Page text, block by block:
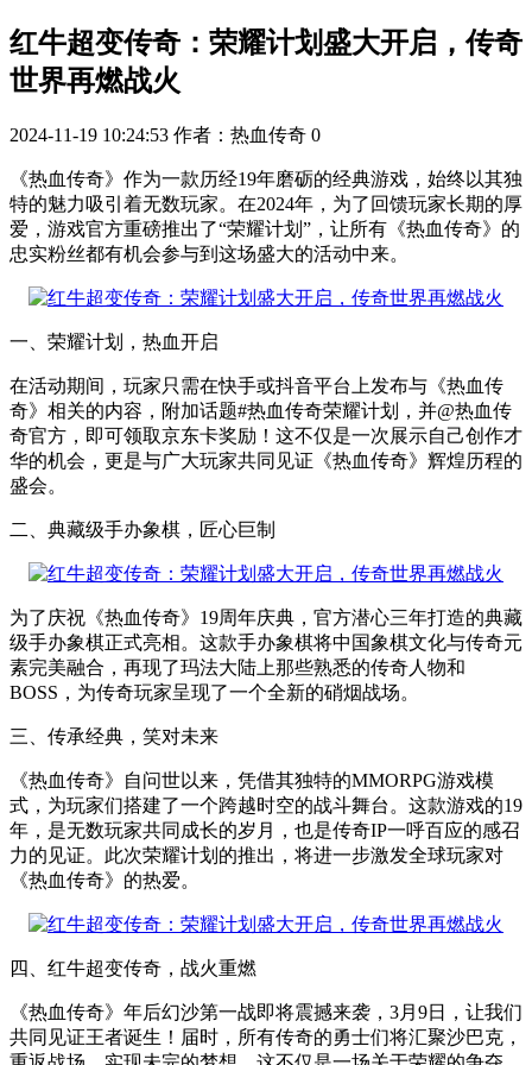
红牛超变传奇：荣耀计划盛大开启，传奇
世界再燃战火
2024-11-19 10:24:53 作者：热血传奇 0
《热血传奇》作为一款历经19年磨砺的经典游戏，始终以其独
特的魅力吸引着无数玩家。在2024年，为了回馈玩家长期的厚
爱，游戏官方重磅推出了“荣耀计划”，让所有《热血传奇》的
忠实粉丝都有机会参与到这场盛大的活动中来。
一、荣耀计划，热血开启
在活动期间，玩家只需在快手或抖音平台上发布与《热血传
奇》相关的内容，附加话题#热血传奇荣耀计划，并@热血传
奇官方，即可领取京东卡奖励！这不仅是一次展示自己创作才
华的机会，更是与广大玩家共同见证《热血传奇》辉煌历程的
盛会。
二、典藏级手办象棋，匠心巨制
为了庆祝《热血传奇》19周年庆典，官方潜心三年打造的典藏
级手办象棋正式亮相。这款手办象棋将中国象棋文化与传奇元
素完美融合，再现了玛法大陆上那些熟悉的传奇人物和
BOSS，为传奇玩家呈现了一个全新的硝烟战场。
三、传承经典，笑对未来
《热血传奇》自问世以来，凭借其独特的MMORPG游戏模
式，为玩家们搭建了一个跨越时空的战斗舞台。这款游戏的19
年，是无数玩家共同成长的岁月，也是传奇IP一呼百应的感召
力的见证。此次荣耀计划的推出，将进一步激发全球玩家对
《热血传奇》的热爱。
四、红牛超变传奇，战火重燃
《热血传奇》年后幻沙第一战即将震撼来袭，3月9日，让我们
共同见证王者诞生！届时，所有传奇的勇士们将汇聚沙巴克，